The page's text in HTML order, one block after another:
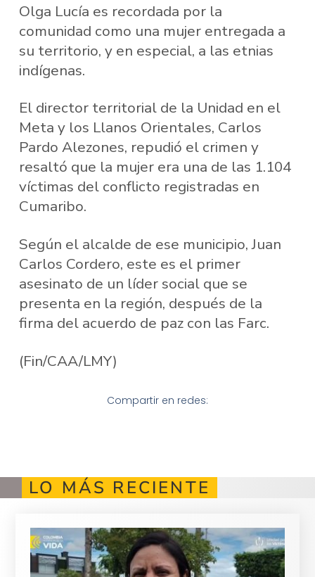
Olga Lucía es recordada por la
comunidad como una mujer entregada a
su territorio, y en especial, a las etnias
indígenas.
El director territorial de la Unidad en el
Meta y los Llanos Orientales, Carlos
Pardo Alezones, repudió el crimen y
resaltó que la mujer era una de las 1.104
víctimas del conflicto registradas en
Cumaribo.
Según el alcalde de ese municipio, Juan
Carlos Cordero, este es el primer
asesinato de un líder social que se
presenta en la región, después de la
firma del acuerdo de paz con las Farc.
(Fin/CAA/LMY)
Compartir en redes:
LO MÁS RECIENTE